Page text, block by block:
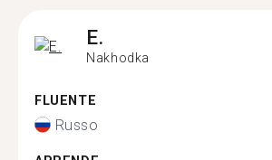
E.
Nakhodka
FLUENTE
Russo